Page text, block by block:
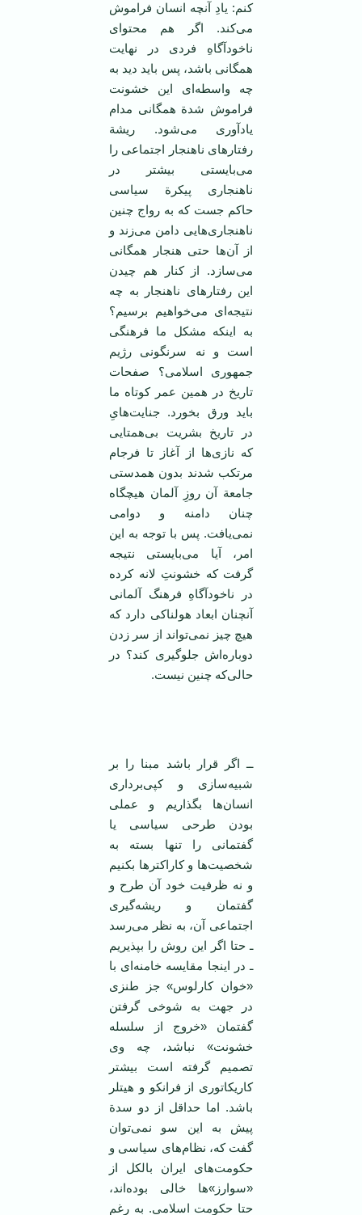
کنم: یادِ آنچه انسان فراموش
می‌کند. اگر هم محتوای
ناخودآگاهِ فردی در ‌‌نهایت
همگانی باشد، پس باید دید به
چه واسطه‌ای این خشونت
فراموش شدة همگانی مدام
یادآوری می‌شود. ریشة
رفتارهای ناهنجار اجتماعی را
می‌بایستی بیشتر در
ناهنجاری پیکرة سیاسی
حاکم جست که به رواج چنین
ناهنجاری‌هایی دامن می‌زند و
از آن‌ها حتی هنجار همگانی
می‌سازد. از کنار هم چیدن
این رفتارهای ناهنجار به چه
نتیجه‌ای می‌خواهیم برسیم؟
به اینکه مشکل ما فرهنگی
است و نه سرنگونی رژیم
جمهوری اسلامی؟ صفحات
تاریخ در همین عمر کوتاه ما
باید ورق بخورد. ‌جنایت‌هایِ
در تاریخ بشریت بی‌همتایی
که نازی‌ها از آغاز تا فرجام‌
مرتکب شدند بدون همدستی
جامعة آن روزِ آلمان هیچگاه
چنان دامنه و دوامی
نمی‌یافت. پس با توجه به این
امر، آیا می‌بایستی ‌نتیجه
گرفت که خشونتِ لانه کرده
در ناخودآگاهِ فرهنگ آلمانی
آنچنان ابعاد هولناکی دارد که
هیچ چیز نمی‌تواند از سر زدن
دوباره‌اش جلوگیری کند؟ در
حالی‌که چنین نیست.
ــ اگر قرار باشد مبنا را بر
شبیه‌سازی و کپی‌برداری
انسان‌ها بگذاریم و عملی
بودن طرحی سیاسی یا
گفتمانی را تنها بسته به
شخصیت‌ها و کاراکتر‌ها بکنیم
و نه ظرفیت خود آن طرح و
گفتمان و ریشه‌گیری
اجتماعی آن، به نظر می‌رسد
ـ حتا اگر این روش را بپذیریم
ـ در اینجا مقایسه خامنه‌ای با
«خوان کارلوس» جز طنزی
در جهت به شوخی گرفتن
گفتمان «خروج از سلسله
خشونت» نباشد، چه وی
تصمیم گرفته است بیشتر
کاریکاتوری از فرانکو و هیتلر
باشد. اما حداقل از دو سدة
پیش به این سو نمی‌توان
گفت که، نظام‌های سیاسی و
حکومت‌های ایران بالکل از
«سوارز»‌ها خالی بوده‌اند،
حتا حکومت اسلامی. به رغم